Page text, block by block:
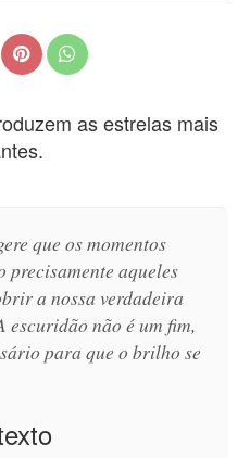
as estrelas mais
que os momentos
aqueles
a nossa verdadeira
não é um fim,
para que o brilho se